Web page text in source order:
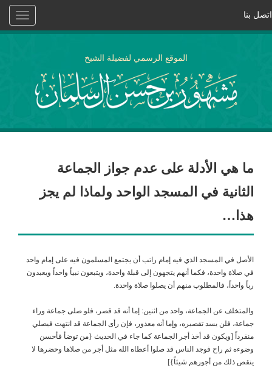
Toggle
اتصل بنا
الموقع الرسمي لفضيلة الشيخ
ما هي الأدلة على عدم جواز الجماعة
الثانية في المسجد الواحد ولماذا لم يجز
هذا…
الأصل في المسجد الذي فيه إمام راتب أن يجتمع المسلمون فيه على إمام واحد
في صلاة واحدة، فكما أنهم يتجهون إلى قبلة واحدة، ويتبعون نبياً واحداً ويعبدون
رباً واحداً، فالمطلوب منهم أن يصلوا صلاة واحدة.
والمتخلف عن الجماعة، واحد من اثنين: إما أنه قد قصر، فلو صلى جماعة وراء
جماعة، فلن يسد تقصيره، وإما أنه معذور، فإن رأى الجماعة قد انتهت فيصلي
منفرداً [ويكون قد أخذ أجر الجماعة كما جاء في الحديث {من توضأ فأحسن
وضوءه ثم راح فوجد الناس قد صلوا أعطاه الله مثل أجر من صلاها وحضرها لا
ينقص ذلك من أجورهم شيئاً}]